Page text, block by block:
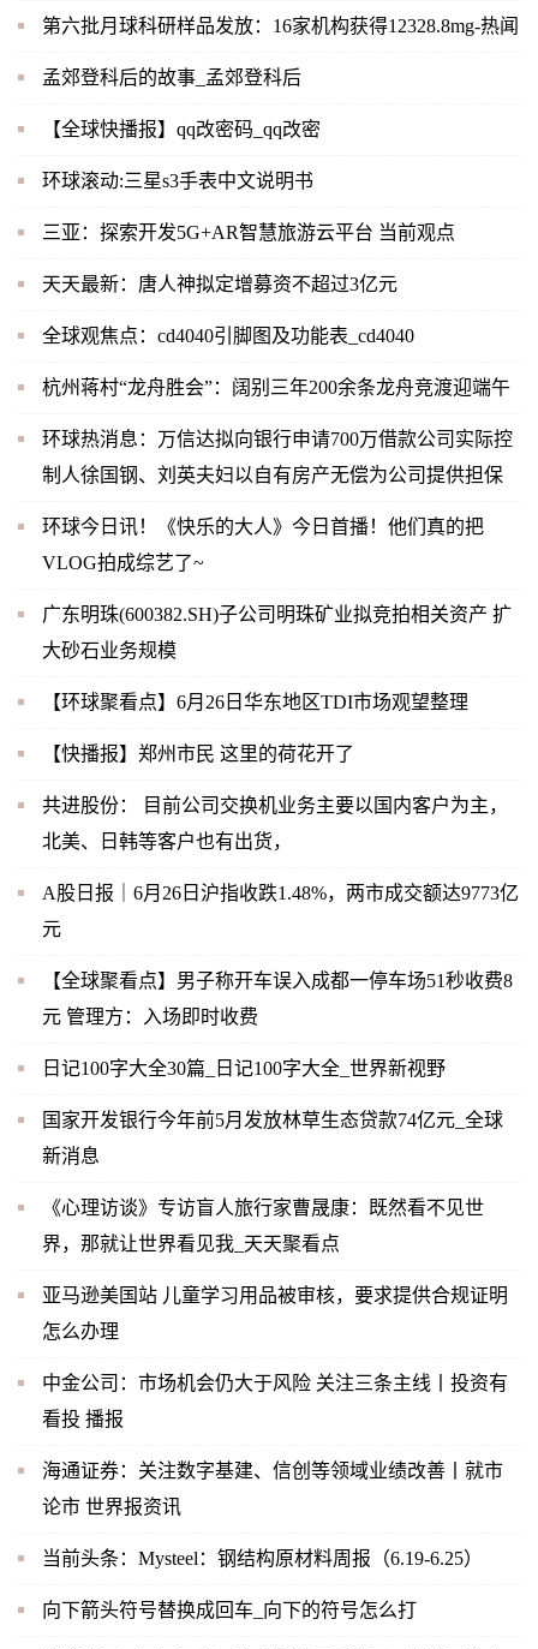
第六批月球科研样品发放：16家机构获得12328.8mg-热闻
孟郊登科后的故事_孟郊登科后
【全球快播报】qq改密码_qq改密
环球滚动:三星s3手表中文说明书
三亚：探索开发5G+AR智慧旅游云平台 当前观点
天天最新：唐人神拟定增募资不超过3亿元
全球观焦点：cd4040引脚图及功能表_cd4040
杭州蒋村“龙舟胜会”：阔别三年200余条龙舟竞渡迎端午
环球热消息：万信达拟向银行申请700万借款公司实际控
制人徐国钢、刘英夫妇以自有房产无偿为公司提供担保
环球今日讯！《快乐的大人》今日首播！他们真的把
VLOG拍成综艺了~
广东明珠(600382.SH)子公司明珠矿业拟竞拍相关资产 扩
大砂石业务规模
【环球聚看点】6月26日华东地区TDI市场观望整理
【快播报】郑州市民 这里的荷花开了
共进股份： 目前公司交换机业务主要以国内客户为主，
北美、日韩等客户也有出货，
A股日报｜6月26日沪指收跌1.48%，两市成交额达9773亿
元
【全球聚看点】男子称开车误入成都一停车场51秒收费8
元 管理方：入场即时收费
日记100字大全30篇_日记100字大全_世界新视野
国家开发银行今年前5月发放林草生态贷款74亿元_全球
新消息
《心理访谈》专访盲人旅行家曹晟康：既然看不见世
界，那就让世界看见我_天天聚看点
亚马逊美国站 儿童学习用品被审核，要求提供合规证明
怎么办理
中金公司：市场机会仍大于风险 关注三条主线丨投资有
看投 播报
海通证券：关注数字基建、信创等领域业绩改善丨就市
论市 世界报资讯
当前头条：Mysteel：钢结构原材料周报（6.19-6.25）
向下箭头符号替换成回车_向下的符号怎么打